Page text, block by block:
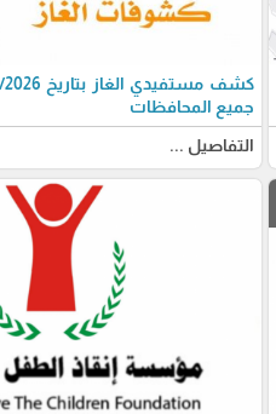
جميع المحافظات
التفاصيل ...